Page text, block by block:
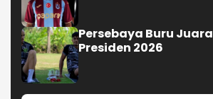
Persebaya Buru Juara Piala
Presiden 2026